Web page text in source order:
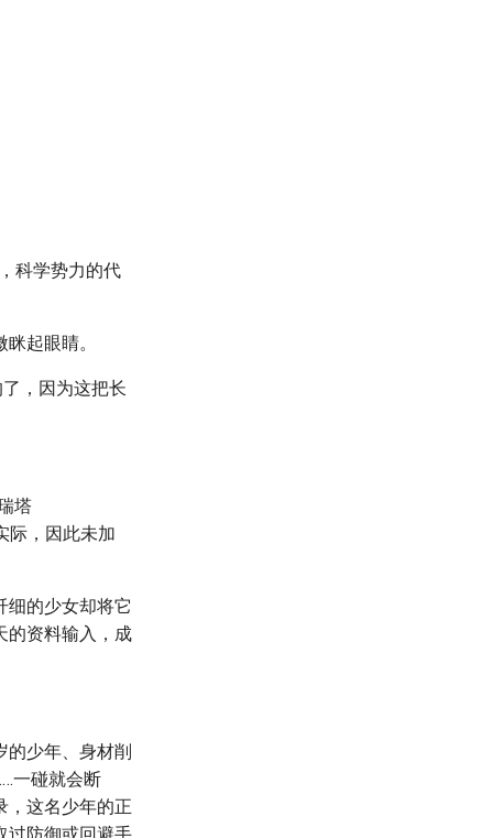
科学势力的代
起眼睛。
，因为这把长
塔
际，因此未加
细的少女却将它
的资料输入，成
的少年、身材削
一碰就会断
，这名少年的正